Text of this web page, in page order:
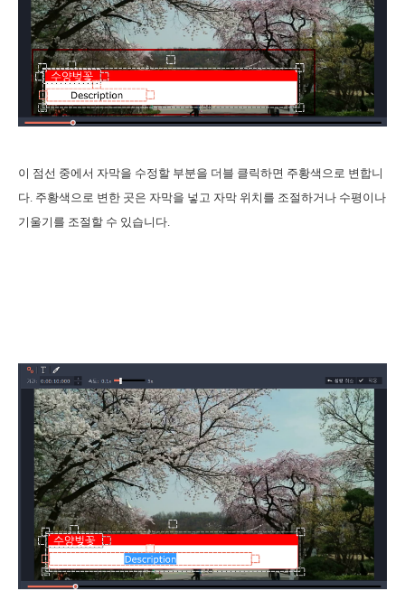
이 점선 중에서 자막을 수정할 부분을 더블 클릭하면 주황색으로 변합니
다. 주황색으로 변한 곳은 자막을 넣고 자막 위치를 조절하거나 수평이나
기울기를 조절할 수 있습니다.